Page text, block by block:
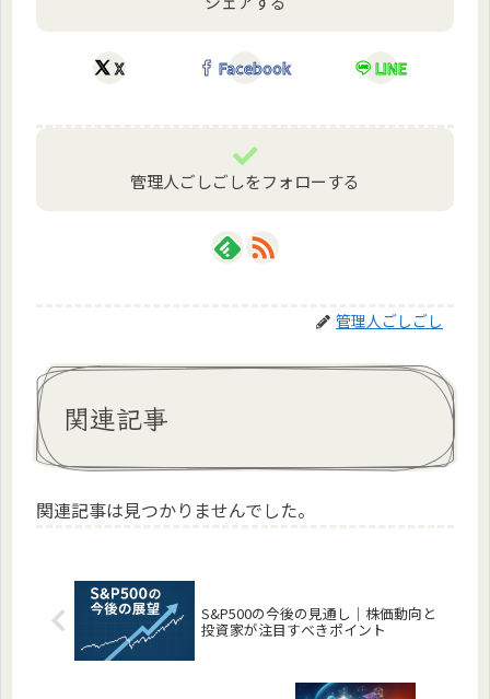
X Facebook LINE
管理人ごしごしをフォローする
管理人ごしごし
関連記事
関連記事は見つかりませんでした。
S&P500の今後の見通し｜株価動向と
投資家が注目すべきポイント